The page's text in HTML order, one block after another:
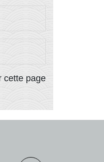
cette page